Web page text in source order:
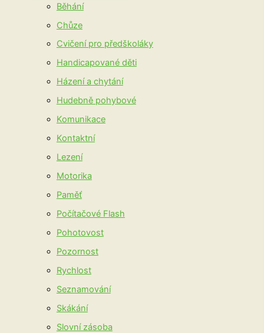
Běhání
Chůze
Cvičení pro předškoláky
Handicapované děti
Házení a chytání
Hudebně pohybové
Komunikace
Kontaktní
Lezení
Motorika
Paměť
Počítačové Flash
Pohotovost
Pozornost
Rychlost
Seznamování
Skákání
Slovní zásoba